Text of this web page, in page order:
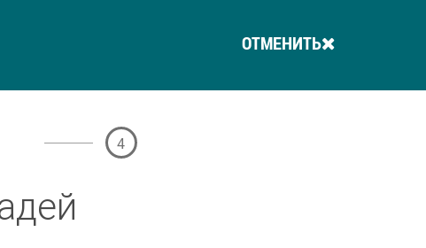
ОТМЕНИТЬ
4